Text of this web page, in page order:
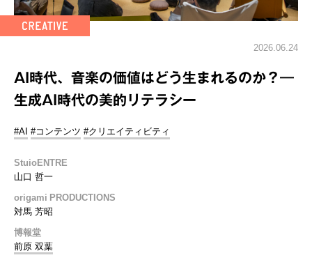
2026.06.24
AI時代、音楽の価値はどう生まれるのか？―
生成AI時代の美的リテラシー
#AI #コンテンツ #クリエイティビティ
StuioENTRE
山口 哲一
origami PRODUCTIONS
対馬 芳昭
博報堂
前原 双葉